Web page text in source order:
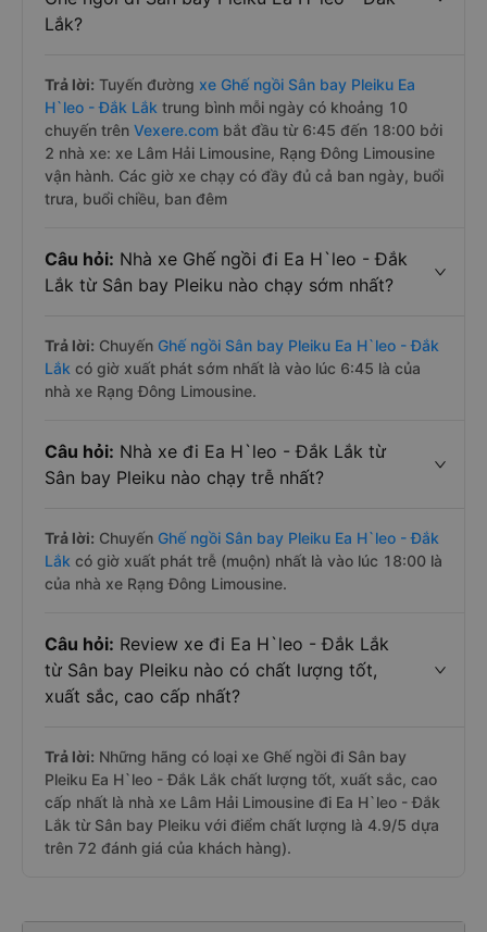
Lắk?
Trả lời: Tuyến đường xe Ghế ngồi Sân bay Pleiku Ea
H`leo - Đắk Lắk trung bình mỗi ngày có khoảng 10
chuyến trên Vexere.com bắt đầu từ 6:45 đến 18:00 bởi
2 nhà xe: xe Lâm Hải Limousine, Rạng Đông Limousine
vận hành. Các giờ xe chạy có đầy đủ cả ban ngày, buổi
trưa, buổi chiều, ban đêm
Câu hỏi: Nhà xe Ghế ngồi đi Ea H`leo - Đắk
Lắk từ Sân bay Pleiku nào chạy sớm nhất?
Trả lời: Chuyến Ghế ngồi Sân bay Pleiku Ea H`leo - Đắk
Lắk có giờ xuất phát sớm nhất là vào lúc 6:45 là của
nhà xe Rạng Đông Limousine.
Câu hỏi: Nhà xe đi Ea H`leo - Đắk Lắk từ
Sân bay Pleiku nào chạy trễ nhất?
Trả lời: Chuyến Ghế ngồi Sân bay Pleiku Ea H`leo - Đắk
Lắk có giờ xuất phát trễ (muộn) nhất là vào lúc 18:00 là
của nhà xe Rạng Đông Limousine.
Câu hỏi: Review xe đi Ea H`leo - Đắk Lắk
từ Sân bay Pleiku nào có chất lượng tốt,
xuất sắc, cao cấp nhất?
Trả lời: Những hãng có loại xe Ghế ngồi đi Sân bay
Pleiku Ea H`leo - Đắk Lắk chất lượng tốt, xuất sắc, cao
cấp nhất là nhà xe Lâm Hải Limousine đi Ea H`leo - Đắk
Lắk từ Sân bay Pleiku với điểm chất lượng là 4.9/5 dựa
trên 72 đánh giá của khách hàng).